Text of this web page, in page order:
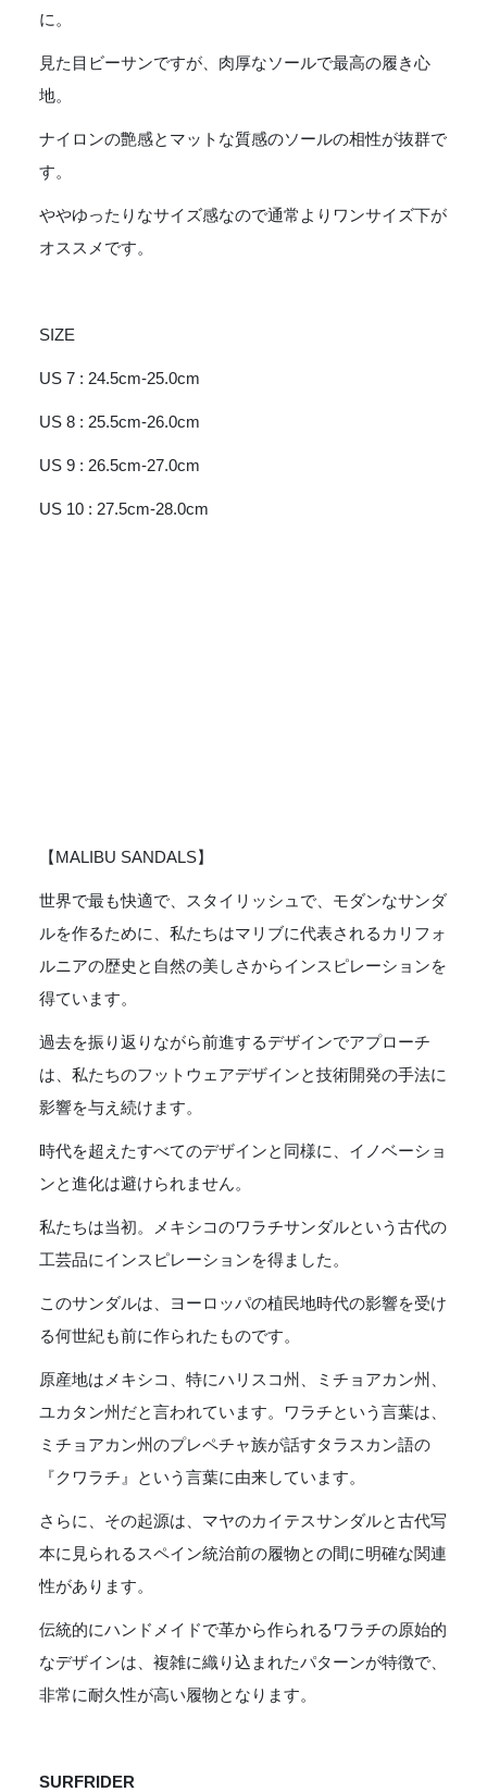
に。
見た目ビーサンですが、肉厚なソールで最高の履き心
地。
ナイロンの艶感とマットな質感のソールの相性が抜群で
す。
ややゆったりなサイズ感なので通常よりワンサイズ下が
オススメです。
SIZE
US 7 : 24.5cm-25.0cm
US 8 : 25.5cm-26.0cm
US 9 : 26.5cm-27.0cm
US 10 : 27.5cm-28.0cm
【MALIBU SANDALS】
世界で最も快適で、スタイリッシュで、モダンなサンダ
ルを作るために、私たちはマリブに代表されるカリフォ
ルニアの歴史と自然の美しさからインスピレーションを
得ています。
過去を振り返りながら前進するデザインでアプローチ
は、私たちのフットウェアデザインと技術開発の手法に
影響を与え続けます。
時代を超えたすべてのデザインと同様に、イノベーショ
ンと進化は避けられません。
私たちは当初。メキシコのワラチサンダルという古代の
工芸品にインスピレーションを得ました。
このサンダルは、ヨーロッパの植民地時代の影響を受け
る何世紀も前に作られたものです。
原産地はメキシコ、特にハリスコ州、ミチョアカン州、
ユカタン州だと言われています。ワラチという言葉は、
ミチョアカン州のプレペチャ族が話すタラスカン語の
『クワラチ』という言葉に由来しています。
さらに、その起源は、マヤのカイテスサンダルと古代写
本に見られるスペイン統治前の履物との間に明確な関連
性があります。
伝統的にハンドメイドで革から作られるワラチの原始的
なデザインは、複雑に織り込まれたパターンが特徴で、
非常に耐久性が高い履物となります。
SURFRIDER